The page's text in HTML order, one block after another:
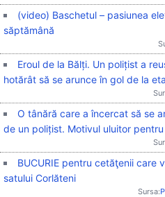
(video) Baschetul – pasiunea
săptămână
Eroul de la Bălți. Un polițist a
hotărât să se arunce în gol de la
O tânără care a încercat să se
de un polițist. Motivul uluitor
BUCURIE pentru cetăţenii care
satului Corlăteni
Sursa: